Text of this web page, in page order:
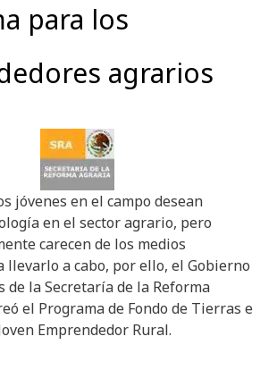
para los
agrarios
jóvenes en el campo desean
en el sector agrario, pero
carecen de los medios
llevarlo a cabo, por ello, el Gobierno
de la Secretaría de la Reforma
el Programa de Fondo de Tierras e
Emprendedor Rural.